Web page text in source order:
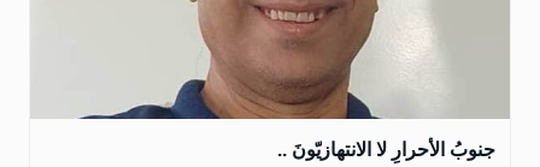
جنوبُ الأحرارِ لا الانتهازيّونَ ..